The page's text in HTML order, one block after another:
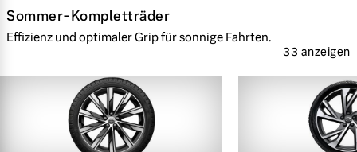
Sommer-Kompletträder
Effizienz und optimaler Grip für sonnige Fahrten.
33 anzeigen